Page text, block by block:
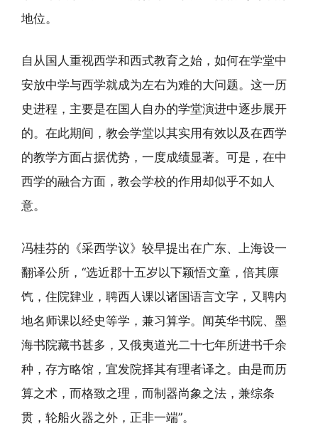
地位。
自从国人重视西学和西式教育之始，如何在学堂中
安放中学与西学就成为左右为难的大问题。这一历
史进程，主要是在国人自办的学堂演进中逐步展开
的。在此期间，教会学堂以其实用有效以及在西学
的教学方面占据优势，一度成绩显著。可是，在中
西学的融合方面，教会学校的作用却似乎不如人
意。
冯桂芬的《采西学议》较早提出在广东、上海设一
翻译公所，“选近郡十五岁以下颖悟文童，倍其廪
饩，住院肄业，聘西人课以诸国语言文字，又聘内
地名师课以经史等学，兼习算学。闻英华书院、墨
海书院藏书甚多，又俄夷道光二十七年所进书千余
种，存方略馆，宜发院择其有理者译之。由是而历
算之术，而格致之理，而制器尚象之法，兼综条
贯，轮船火器之外，正非一端”。